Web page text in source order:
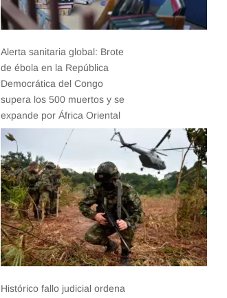
Alerta sanitaria global: Brote
de ébola en la República
Democrática del Congo
supera los 500 muertos y se
expande por África Oriental
Histórico fallo judicial ordena